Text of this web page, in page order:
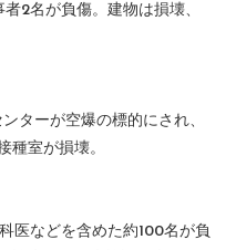
2名が負傷。建物は損壊、
ターが空爆の標的にされ、
種室が損壊。
医などを含めた約100名が負